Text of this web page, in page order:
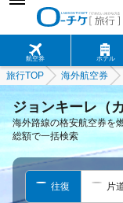
航空券 ホテル
旅行TOP 海外航空券
ジョンキーレ（
海外路線の格安航空券を
総額で一括検索
往復 片